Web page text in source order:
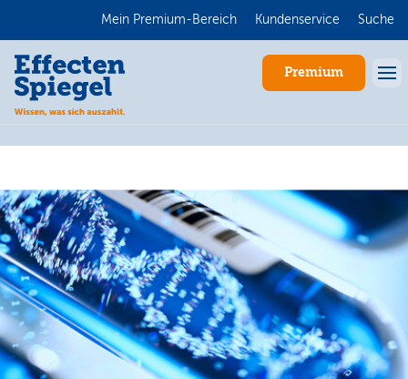
Mein Premium-Bereich Kundenservice Suche
Premium
Anmelden